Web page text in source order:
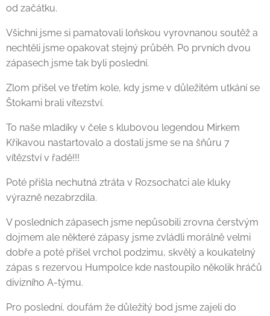
od začátku.
Všichni jsme si pamatovali loňskou vyrovnanou soutěž a
nechtěli jsme opakovat stejný průběh. Po prvních dvou
zápasech jsme tak byli poslední.
Zlom přišel ve třetím kole, kdy jsme v důležitém utkání se
Štokami brali vítezství.
To naše mladíky v čele s klubovou legendou Mirkem
Křikavou nastartovalo a dostali jsme se na šňůru 7
vítězství v řadě!!!
Poté přišla nechutná ztráta v Rozsochatci ale kluky
výrazně nezabrzdila.
V posledních zápasech jsme nepůsobili zrovna čerstvým
dojmem ale některé zápasy jsme zvládli morálně velmi
dobře a poté přišel vrchol podzimu, skvělý a koukatelný
zápas s rezervou Humpolce kde nastoupilo několik hráčů
divizního A-týmu.
Pro poslední, doufám že důležitý bod jsme zajeli do